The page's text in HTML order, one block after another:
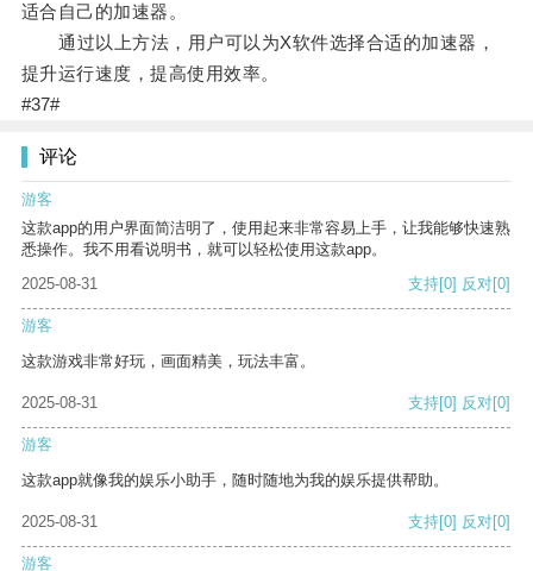
适合自己的加速器。
通过以上方法，用户可以为X软件选择合适的加速器，
提升运行速度，提高使用效率。
#37#
评论
游客
这款app的用户界面简洁明了，使用起来非常容易上手，让我能够快速熟
悉操作。我不用看说明书，就可以轻松使用这款app。
2025-08-31
支持[0] 反对[0]
游客
这款游戏非常好玩，画面精美，玩法丰富。
2025-08-31 支持[0] 反对[0]
游客
这款app就像我的娱乐小助手，随时随地为我的娱乐提供帮助。
2025-08-31 支持[0] 反对[0]
游客